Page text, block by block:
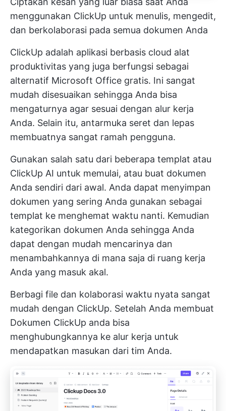
menggunakan ClickUp untuk menulis, mengedit,
dan berkolaborasi pada semua dokumen Anda
ClickUp adalah aplikasi berbasis cloud alat
produktivitas yang juga berfungsi sebagai
alternatif Microsoft Office gratis. Ini sangat
mudah disesuaikan sehingga Anda bisa
mengaturnya agar sesuai dengan alur kerja
Anda. Selain itu, antarmuka seret dan lepas
membuatnya sangat ramah pengguna.
Gunakan salah satu dari beberapa templat atau
ClickUp AI untuk memulai, atau buat dokumen
Anda sendiri dari awal. Anda dapat menyimpan
dokumen yang sering Anda gunakan sebagai
templat ke menghemat waktu nanti. Kemudian
kategorikan dokumen Anda sehingga Anda
dapat dengan mudah mencarinya dan
menambahkannya di mana saja di ruang kerja
Anda yang masuk akal.
Berbagi file dan kolaborasi waktu nyata sangat
mudah dengan ClickUp. Setelah Anda membuat
Dokumen ClickUp anda bisa
menghubungkannya ke alur kerja untuk
mendapatkan masukan dari tim Anda.